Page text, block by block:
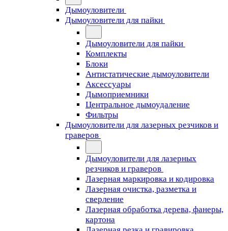
Дымоуловители
Дымоуловители для пайки
Дымоуловители для пайки
Комплекты
Блоки
Антистатические дымоуловители
Аксессуары
Дымоприемники
Центральное дымоудаление
Фильтры
Дымоуловители для лазерных резчиков и
граверов
Дымоуловители для лазерных
резчиков и граверов
Лазерная маркировка и кодировка
Лазерная очистка, разметка и
сверление
Лазерная обработка дерева, фанеры,
картона